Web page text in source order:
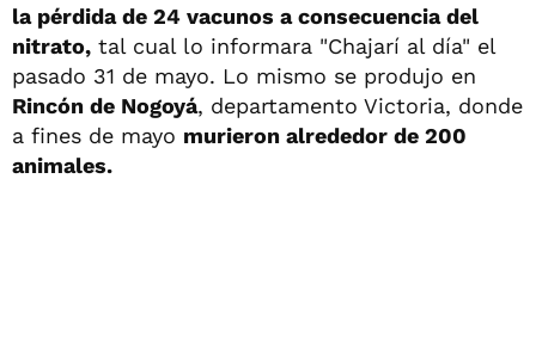
la pérdida de 24 vacunos a consecuencia del
nitrato, tal cual lo informara "Chajarí al día" el
pasado 31 de mayo. Lo mismo se produjo en
Rincón de Nogoyá, departamento Victoria, donde
a fines de mayo murieron alrededor de 200
animales.